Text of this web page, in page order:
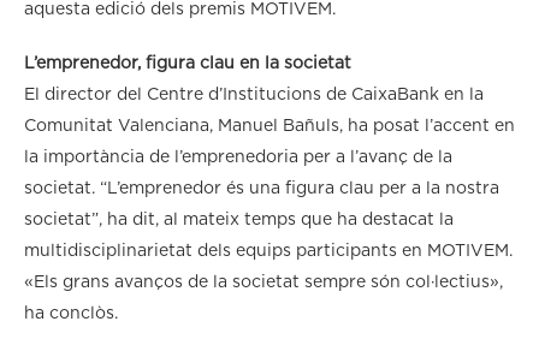
aquesta edició dels premis MOTIVEM.
L’emprenedor, figura clau en la societat
El director del Centre d’Institucions de CaixaBank en la
Comunitat Valenciana, Manuel Bañuls, ha posat l’accent en
la importància de l’emprenedoria per a l’avanç de la
societat. “L’emprenedor és una figura clau per a la nostra
societat”, ha dit, al mateix temps que ha destacat la
multidisciplinarietat dels equips participants en MOTIVEM.
«Els grans avanços de la societat sempre són col·lectius»,
ha conclòs.